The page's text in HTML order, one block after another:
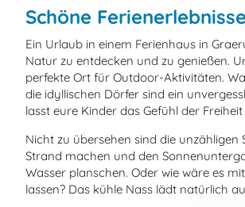
Schöne
Ein Urlaub in einem Ferienhaus in
Natur zu entdecken und zu genießen.
perfekte Ort für Outdoor-Aktivitäten.
die idyllischen Dörfer sind ein
lasst eure Kinder das Gefühl der
Nicht zu übersehen sind die
Strand machen und den
Wasser planschen. Oder wie wäre es
lassen? Das kühle Nass lädt natürlich